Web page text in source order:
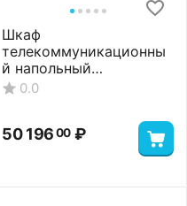
й напольный
ШТНП-18U-600-800-С-
RAL7035
0.0
36 83500 ₽